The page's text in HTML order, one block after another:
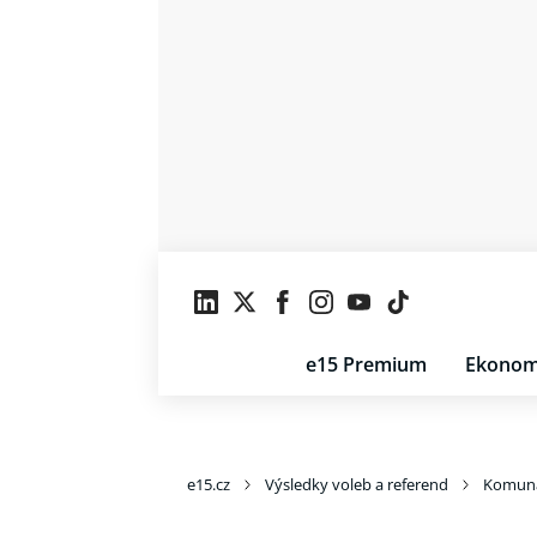
e15 Premium
e15.cz Výsledky voleb a referend